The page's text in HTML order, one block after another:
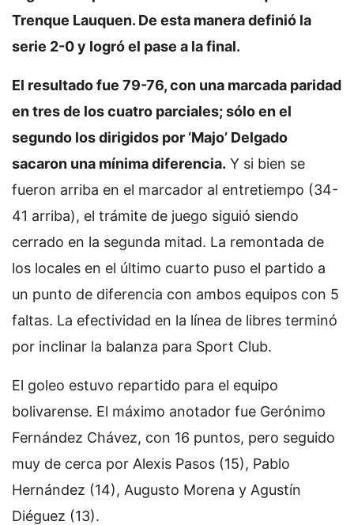
Trenque Lauquen. De esta manera definió la
serie 2-0 y logró el pase a la final.
El resultado fue 79-76, con una marcada paridad
en tres de los cuatro parciales; sólo en el
segundo los dirigidos por ‘Majo’ Delgado
sacaron una mínima diferencia. Y si bien se
fueron arriba en el marcador al entretiempo (34-
41 arriba), el trámite de juego siguió siendo
cerrado en la segunda mitad. La remontada de
los locales en el último cuarto puso el partido a
un punto de diferencia con ambos equipos con 5
faltas. La efectividad en la línea de libres terminó
por inclinar la balanza para Sport Club.
El goleo estuvo repartido para el equipo
bolivarense. El máximo anotador fue Gerónimo
Fernández Chávez, con 16 puntos, pero seguido
muy de cerca por Alexis Pasos (15), Pablo
Hernández (14), Augusto Morena y Agustín
Diéguez (13).